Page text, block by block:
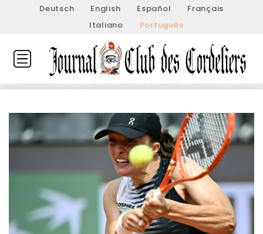
Deutsch English Español
Français
Italiano
Português